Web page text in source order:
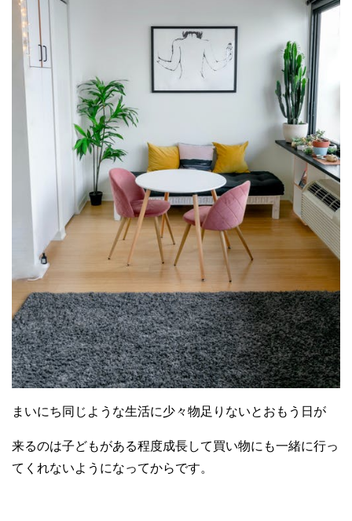
まいにち同じような生活に少々物足りないとおもう日が
来るのは子どもがある程度成長して買い物にも一緒に行っ
てくれないようになってからです。